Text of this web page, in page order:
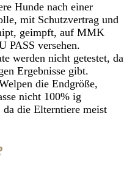
Hunde nach einer
mit Schutzvertrag und
geimpft, auf MMK
PASS versehen.
werden nicht getestet, da
Ergebnisse gibt.
die Endgröße,
nicht 100% ig
da die Elterntiere meist